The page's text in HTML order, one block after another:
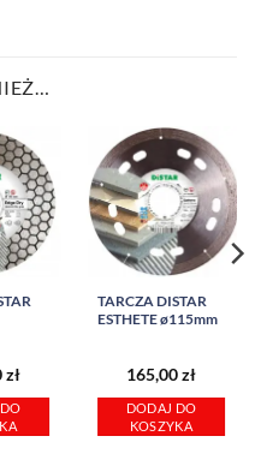
zł
TARCZA DISTAR
ESTHETE ø115mm
165,00zł
DODAJ DO
KOSZYKA